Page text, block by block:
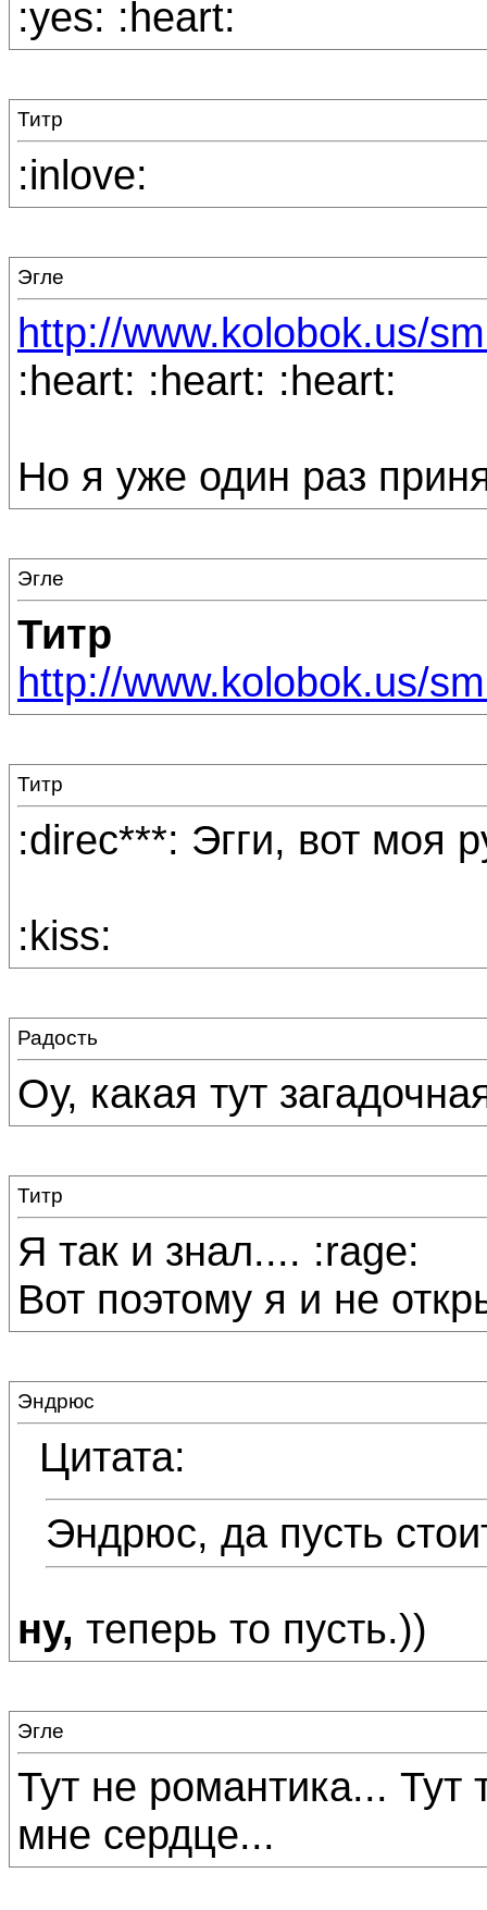
:yes: :heart:
Титр
:inlove:
Эгле
http://www.kolobok.us/
:heart: :heart: :heart:
Но я уже один раз
Эгле
Титр
http://www.kolobok.us/
Титр
:direc***: Эгги, вот моя
:kiss:
Радость
Оу, какая тут
Титр
Я так и знал.... :rage:
Вот поэтому я и не
Эндрюс
Цитата:
Эндрюс, да пусть
ну, теперь то пусть.))
Эгле
Тут не романтика... Тут
мне сердце...